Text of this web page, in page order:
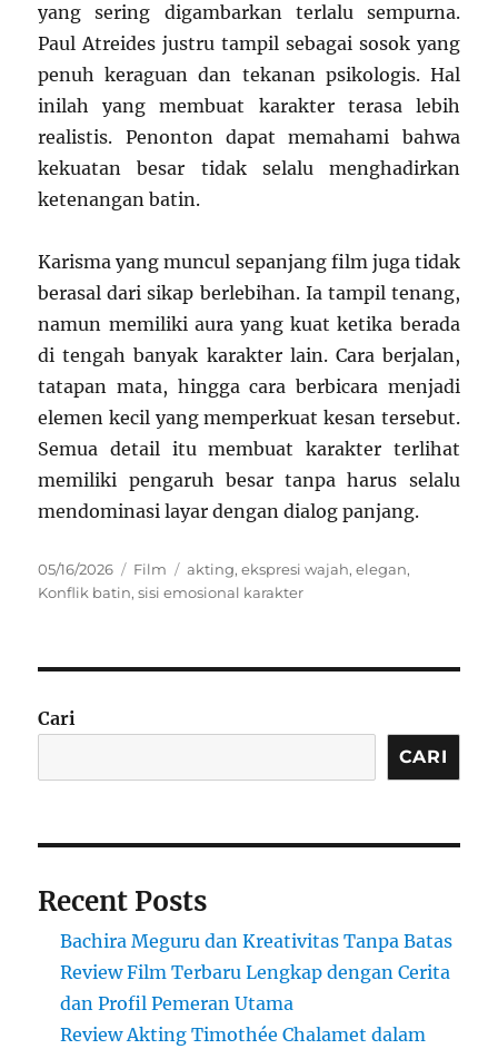
yang sering digambarkan terlalu sempurna.
Paul Atreides justru tampil sebagai sosok yang
penuh keraguan dan tekanan psikologis. Hal
inilah yang membuat karakter terasa lebih
realistis. Penonton dapat memahami bahwa
kekuatan besar tidak selalu menghadirkan
ketenangan batin.
Karisma yang muncul sepanjang film juga tidak
berasal dari sikap berlebihan. Ia tampil tenang,
namun memiliki aura yang kuat ketika berada
di tengah banyak karakter lain. Cara berjalan,
tatapan mata, hingga cara berbicara menjadi
elemen kecil yang memperkuat kesan tersebut.
Semua detail itu membuat karakter terlihat
memiliki pengaruh besar tanpa harus selalu
mendominasi layar dengan dialog panjang.
Posted
on
05/16/2026 Categories
Film Tags
akting,ekspresi wajah,elegan,
Konflik batin,sisi emosional karakter
Cari
CARI
Recent Posts
Bachira Meguru dan Kreativitas Tanpa Batas
Review Film Terbaru Lengkap dengan Cerita
dan Profil Pemeran Utama
Review Akting Timothée Chalamet dalam